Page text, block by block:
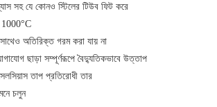
সহ যে কোনও স্টিলের টিউব ফিট করে
1000°C
অতিরিক্ত গরম করা যায় না
ছাড়া সম্পূর্ণরূপে বৈদ্যুতিকভাবে উত্তাপ
তাপ প্রতিরোধী তার
চলুন